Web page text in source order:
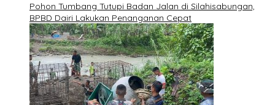
Pohon Tumbang Tutupi Badan Jalan di Silahisabungan,
BPBD Dairi Lakukan Penanganan Cepat